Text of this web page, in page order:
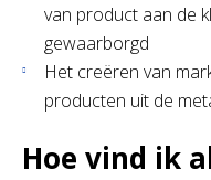
van product aan de
gewaarborgd
Het creëren van
producten uit de
Hoe vind ik